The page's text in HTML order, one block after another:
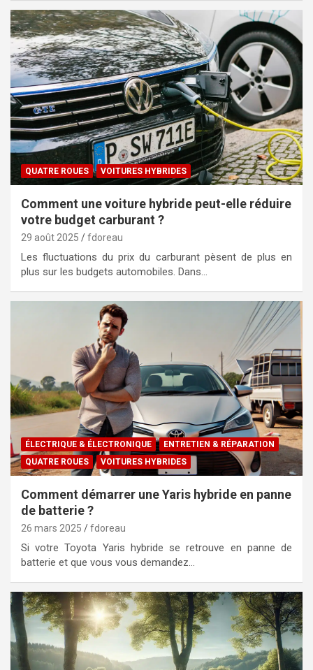
QUATRE ROUES VOITURES HYBRIDES
Comment une voiture hybride peut-elle réduire
votre budget carburant ?
29 août 2025 fdoreau
Les fluctuations du prix du carburant pèsent de plus en
plus sur les budgets automobiles. Dans…
ÉLECTRIQUE & ÉLECTRONIQUE
ENTRETIEN & RÉPARATION
QUATRE ROUES
VOITURES HYBRIDES
Comment démarrer une Yaris hybride en panne
de batterie ?
26 mars 2025 fdoreau
Si votre Toyota Yaris hybride se retrouve en panne de
batterie et que vous vous demandez…